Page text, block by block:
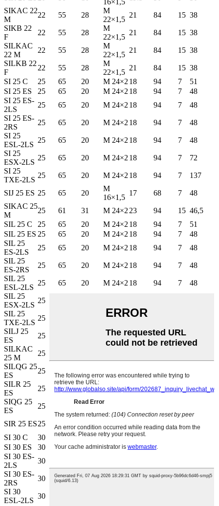
16×1,5
SIKAC 22
M
22 55 28
M
22×1,5
21 84 15 38
SIKB 22
F
22 55 28
M
22×1,5
21 84 15 38
SILKAC
22 M
22 55 28
M
22×1,5
21 84 15 38
SILKB 22
F
22 55 28
M
22×1,5
21 84 15 38
SI 25 C
25 65 20 M 24×2 18 94 7
51
SI 25 ES
25 65 20 M 24×2 18 94 7
48
SI 25 ES-
2LS
25 65 20 M 24×2 18 94 7
48
SI 25 ES-
2RS
25 65 20 M 24×2 18 94 7
48
SI 25
ESL-2LS
25 65 20 M 24×2 18 94 7
48
SI 25
ESX-2LS
25 65 20 M 24×2 18 94 7
72
SI 25
TXE-2LS
25 65 20 M 24×2 18 94 7 137
SIJ 25 ES 25 65 20
M
16×1,5
17 68 7
48
SIKAC 25
M
25 61 31 M 24×2 23 94 15 46,5
SIL 25 C
25 65 20 M 24×2 18 94 7
51
SIL 25 ES 25 65 20 M 24×2 18 94 7
48
SIL 25
ES-2LS
25 65 20 M 24×2 18 94 7
48
SIL 25
ES-2RS
25 65 20 M 24×2 18 94 7
48
SIL 25
ESL-2LS
25 65 20 M 24×2 18 94 7
48
SIL 25
ESX-2LS
25
SIL 25
TXE-2LS
25 M 24×218
SILJ 25
ES
25
M
16×1,5
17 68 7
SILKAC
25 M
25
SILQG 25
ES
25
20×1,5
SILR 25
ES
25 58 20
16×1,5
23.5 50 7
48
SIQG 25
ES
25 25
M
20×1,5
SIR 25 ES25
M
16×1,5
23.5 50 7
48
SI 30 C
30 75 22 M 30×220
SI 30 ES
30 75 22 M 30×220 110
SI 30 ES-
2LS
30
SI 30 ES-
2RS
30 75 22 M 30×220 110 6
62
SI 30
ESL-2LS
30